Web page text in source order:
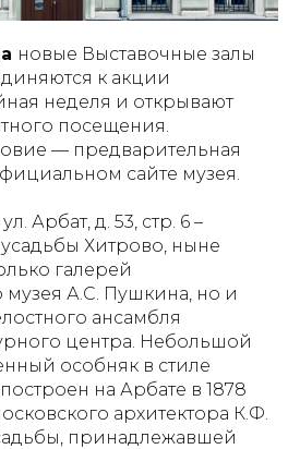
новые Выставочные залы
к акции
неделя и открывают
посещения.
— предварительная
сайте музея.
Арбат, д. 53, стр. 6 –
Хитрово, ныне
галерей
музея А.С. Пушкина, но и
ансамбля
центра. Небольшой
особняк в стиле
на Арбате в 1878
архитектора К.Ф.
принадлежавшей